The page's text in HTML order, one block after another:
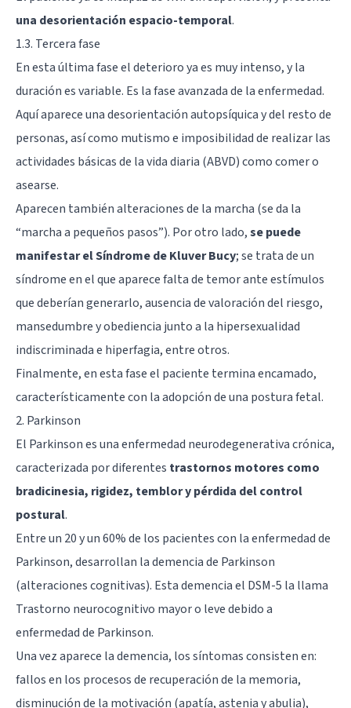
una desorientación espacio-temporal.
1.3. Tercera fase
En esta última fase el deterioro ya es muy intenso, y la
duración es variable. Es la fase avanzada de la enfermedad.
Aquí aparece una desorientación autopsíquica y del resto de
personas, así como mutismo e imposibilidad de realizar las
actividades básicas de la vida diaria (ABVD) como comer o
asearse.
Aparecen también alteraciones de la marcha (se da la
“marcha a pequeños pasos”). Por otro lado,se puede
manifestar el Síndrome de Kluver Bucy; se trata de un
síndrome en el que aparece falta de temor ante estímulos
que deberían generarlo, ausencia de valoración del riesgo,
mansedumbre y obediencia junto a la hipersexualidad
indiscriminada e hiperfagia, entre otros.
Finalmente, en esta fase el paciente termina encamado,
característicamente con la adopción de una postura fetal.
2. Parkinson
El Parkinson es una enfermedad neurodegenerativa crónica,
caracterizada por diferentes trastornos motores como
bradicinesia, rigidez, temblor y pérdida del control
postural.
Entre un 20 y un 60% de los pacientes con la enfermedad de
Parkinson, desarrollan la demencia de Parkinson
(alteraciones cognitivas). Esta demencia el DSM-5 la llama
Trastorno neurocognitivo mayor o leve debido a
enfermedad de Parkinson.
Una vez aparece la demencia, los síntomas consisten en:
fallos en los procesos de recuperación de la memoria,
disminución de la motivación (apatía, astenia y abulia),